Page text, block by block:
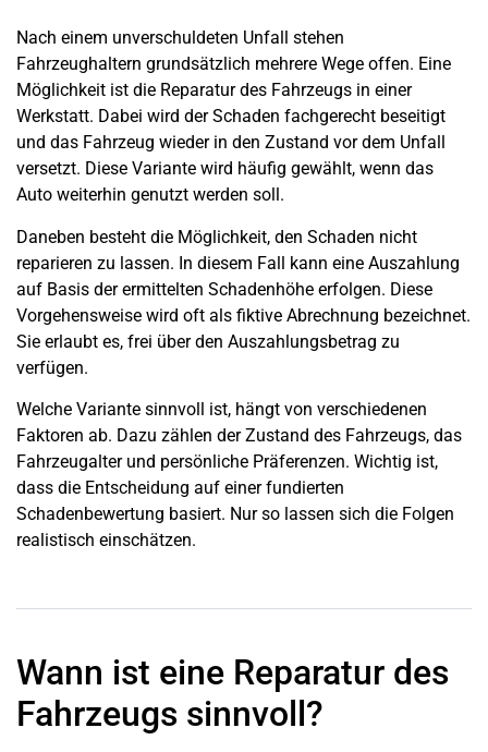
Nach einem unverschuldeten Unfall stehen
Fahrzeughaltern grundsätzlich mehrere Wege offen. Eine
Möglichkeit ist die Reparatur des Fahrzeugs in einer
Werkstatt. Dabei wird der Schaden fachgerecht beseitigt
und das Fahrzeug wieder in den Zustand vor dem Unfall
versetzt. Diese Variante wird häufig gewählt, wenn das
Auto weiterhin genutzt werden soll.
Daneben besteht die Möglichkeit, den Schaden nicht
reparieren zu lassen. In diesem Fall kann eine Auszahlung
auf Basis der ermittelten Schadenhöhe erfolgen. Diese
Vorgehensweise wird oft als fiktive Abrechnung bezeichnet.
Sie erlaubt es, frei über den Auszahlungsbetrag zu
verfügen.
Welche Variante sinnvoll ist, hängt von verschiedenen
Faktoren ab. Dazu zählen der Zustand des Fahrzeugs, das
Fahrzeugalter und persönliche Präferenzen. Wichtig ist,
dass die Entscheidung auf einer fundierten
Schadenbewertung basiert. Nur so lassen sich die Folgen
realistisch einschätzen.
Wann ist eine Reparatur des
Fahrzeugs sinnvoll?